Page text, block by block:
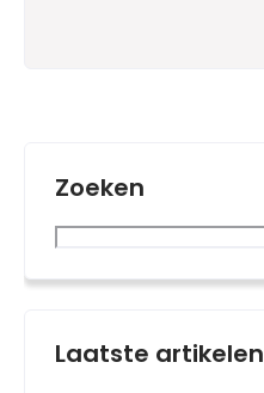
Zoeken
Laatste artikelen